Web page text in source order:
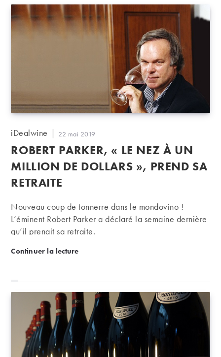
Auteur/autrice
la
publication :
iDealwine
Publication
22 mai 2019
ROBERT PARKER, « LE NEZ À UN
MILLION DE DOLLARS », PREND SA
RETRAITE
Nouveau coup de tonnerre dans le mondovino !
L’éminent Robert Parker a déclaré la semaine dernière
qu’il prenait sa retraite.
Continuer la lectureRobert Parker, « le nez à un million de dollars »,